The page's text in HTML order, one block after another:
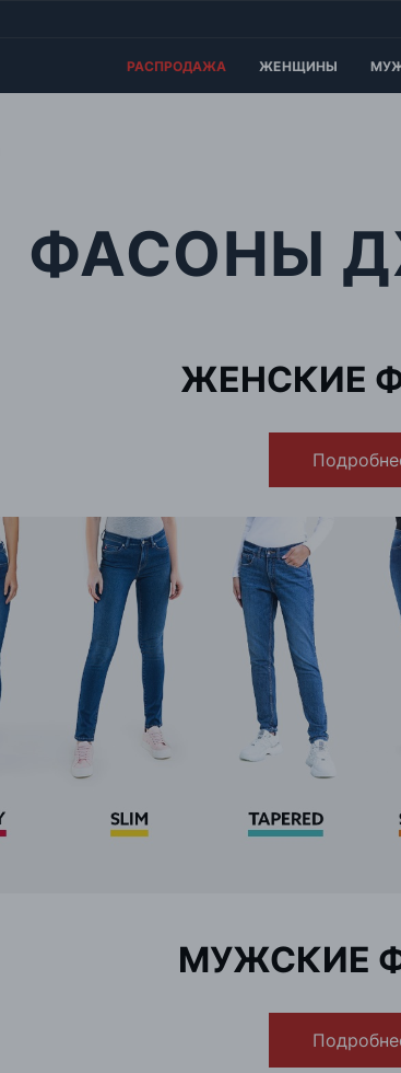
РАСПРОДАЖА ЖЕНЩИНЫ
ФАСОНЫ
ЖЕНСКИЕ
МУЖСКИЕ